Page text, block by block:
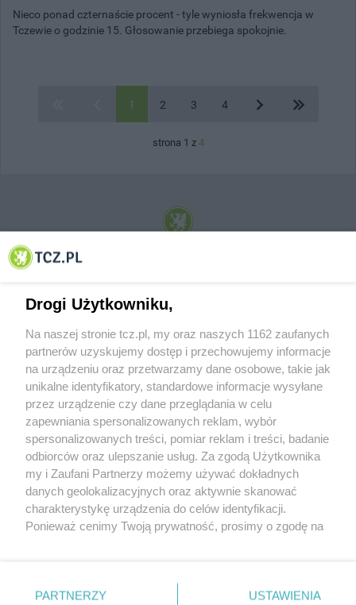
Nieco ponad czternaście procent - tyle wyniosła frekwencja w
Tczewie o godzinie 15. Głosowanie przebiega spokojnie.
1 2 3 4
strona 1 z 4
© 2001-2026 Tczew - TCZ.PL Sp. z o.o. Internetowy Serwis Informacyjny Miasta
O FIRMIE POLITYKA PRYWATNOŚCI HOSTING
REKLAMA WSPÓŁPRACA RSS FACEBOOK KONTAKT
Nasze serwisy
Aktualności
Tcz24
Historia miasta
Muzyka i kultura
Archiwum wydarzeń
Zdjęcia miasta
Drogi Użytkowniku,
Na naszej stronie tcz.pl, my oraz naszych 1162 zaufanych
partnerów uzyskujemy dostęp i przechowujemy informacje
na urządzeniu oraz przetwarzamy dane osobowe, takie jak
unikalne identyfikatory, standardowe informacje wysyłane
przez urządzenie czy dane przeglądania w celu
zapewniania spersonalizowanych reklam, wybór
spersonalizowanych treści, pomiar reklam i treści, badanie
odbiorców oraz ulepszanie usług. Za zgodą Użytkownika
my i Zaufani Partnerzy możemy używać dokładnych
danych geolokalizacyjnych oraz aktywnie skanować
charakterystykę urządzenia do celów identyfikacji.
Ponieważ cenimy Twoją prywatność, prosimy o zgodę na
znajdujący się w lewym dolnym rogu strony
. Niektóre
PARTNERZY USTAWIENIA